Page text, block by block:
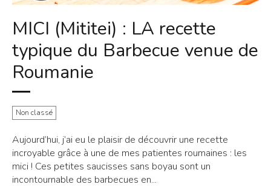
MICI (Mititei) : LA recette
typique du Barbecue venue de
Roumanie
Non classé
Aujourd’hui, j’ai eu le plaisir de découvrir une recette
incroyable grâce à une de mes patientes roumaines : les
mici ! Ces petites saucisses sans boyau sont un
incontournable des barbecues en...